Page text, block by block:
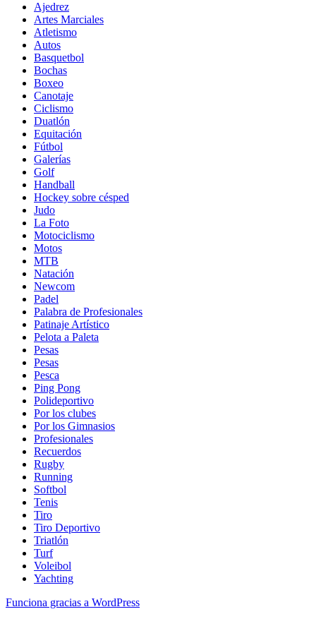
Ajedrez
Artes Marciales
Atletismo
Autos
Basquetbol
Bochas
Boxeo
Canotaje
Ciclismo
Duatlón
Equitación
Fútbol
Galerías
Golf
Handball
Hockey sobre césped
Judo
La Foto
Motociclismo
Motos
MTB
Natación
Newcom
Padel
Palabra de Profesionales
Patinaje Artístico
Pelota a Paleta
Pesas
Pesas
Pesca
Ping Pong
Polideportivo
Por los clubes
Por los Gimnasios
Profesionales
Recuerdos
Rugby
Running
Softbol
Tenis
Tiro
Tiro Deportivo
Triatlón
Turf
Voleibol
Yachting
Funciona gracias a WordPress